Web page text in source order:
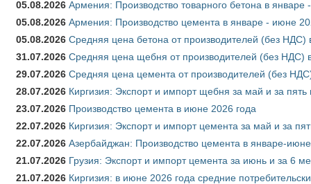
05.08.2026 Армения: Производство товарного бетона в январе
05.08.2026 Армения: Производство цемента в январе - июне
05.08.2026 Средняя цена бетона от производителей (без НДС)
31.07.2026 Средняя цена щебня от производителей (без НДС)
29.07.2026 Средняя цена цемента от производителей (без
28.07.2026 Киргизия: Экспорт и импорт щебня за май и за
23.07.2026 Производство цемента в июне 2026 года
22.07.2026 Киргизия: Экспорт и импорт цемента за май и за
22.07.2026 Азербайджан: Производство цемента в январе-
21.07.2026 Грузия: Экспорт и импорт цемента за июнь и за 6
21.07.2026 Киргизия: в июне 2026 года средние